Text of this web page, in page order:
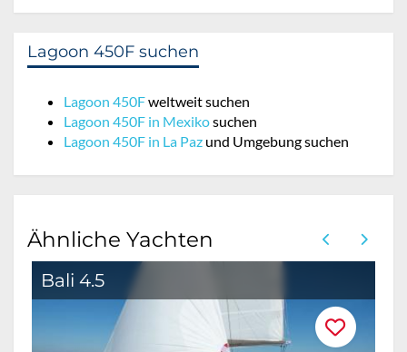
Lagoon 450F suchen
Lagoon 450Fweltweit suchen
Lagoon 450F in Mexikosuchen
Lagoon 450F in La Paz und Umgebung suchen
Ähnliche Yachten
Bali 4.5